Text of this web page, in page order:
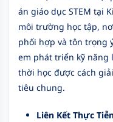
án giáo dục STEM tại
môi trường học tập,
phối hợp và tôn trọng
em phát triển kỹ năng
thời học được cách
tiêu chung.
Liên Kết Thực